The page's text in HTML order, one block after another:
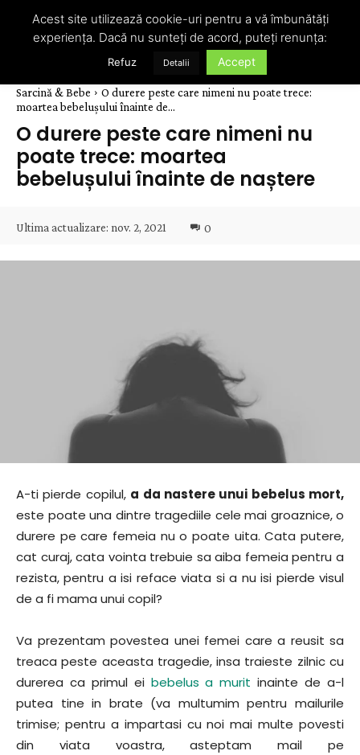
Sarcină & Bebe
O durere peste care nimeni nu poate trece:
moartea bebelușului înainte de...
O durere peste care nimeni nu
poate trece: moartea
bebelușului înainte de naștere
Ultima actualizare: nov. 2, 2021 0
A-ti pierde copilul, a da nastere unui bebelus mort,
este poate una dintre tragediile cele mai groaznice, o
durere pe care femeia nu o poate uita. Cata putere,
cat curaj, cata vointa trebuie sa aiba femeia pentru a
rezista, pentru a isi reface viata si a nu isi pierde visul
de a fi mama unui copil?
Va prezentam povestea unei femei care a reusit sa
treaca peste aceasta tragedie, insa traieste zilnic cu
durerea ca primul ei bebelus a murit inainte de a-l
putea tine in brate (va multumim pentru mailurile
trimise; pentru a impartasi cu noi mai multe povesti
din viata voastra, asteptam mail pe
Acest site utilizează cookie-uri pentru a vă îmbunătăți
experiența. Dacă nu sunteți de acord, puteți renunța:
Refuz Detalii Accept